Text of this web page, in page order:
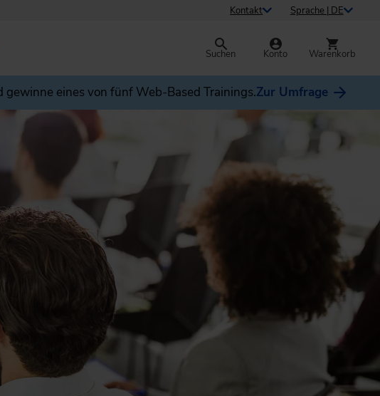
Kontakt Sprache | DE
Suchen Konto Warenkorb
gewinne eines von fünf Web-Based Trainings.Zur Umfrage